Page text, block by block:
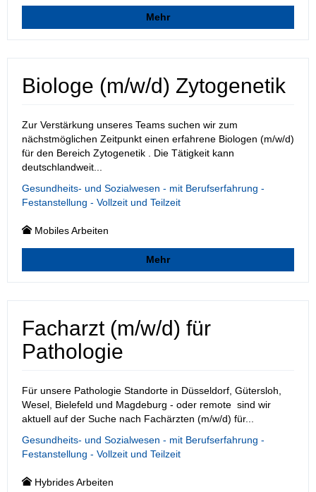
Mehr
Biologe (m/w/d) Zytogenetik
Zur Verstärkung unseres Teams suchen wir zum
nächstmöglichen Zeitpunkt einen erfahrene Biologen (m/w/d)
für den Bereich Zytogenetik . Die Tätigkeit kann
deutschlandweit...
Gesundheits- und Sozialwesen - mit Berufserfahrung -
Festanstellung - Vollzeit und Teilzeit
Mobiles Arbeiten
Mehr
Facharzt (m/w/d) für
Pathologie
Für unsere Pathologie Standorte in Düsseldorf, Gütersloh,
Wesel, Bielefeld und Magdeburg - oder remote sind wir
aktuell auf der Suche nach Fachärzten (m/w/d) für...
Gesundheits- und Sozialwesen - mit Berufserfahrung -
Festanstellung - Vollzeit und Teilzeit
Hybrides Arbeiten